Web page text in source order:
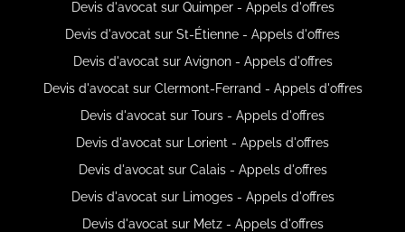
Devis d'avocat sur Quimper - Appels d'offres
Devis d'avocat sur St-Étienne - Appels d'offres
Devis d'avocat sur Avignon - Appels d'offres
Devis d'avocat sur Clermont-Ferrand - Appels d'offres
Devis d'avocat sur Tours - Appels d'offres
Devis d'avocat sur Lorient - Appels d'offres
Devis d'avocat sur Calais - Appels d'offres
Devis d'avocat sur Limoges - Appels d'offres
Devis d'avocat sur Metz - Appels d'offres